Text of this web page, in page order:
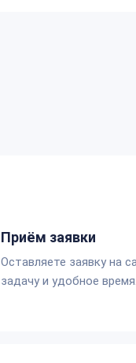
Приём заявки
Оставляете заявку на
задачу и удобное время.